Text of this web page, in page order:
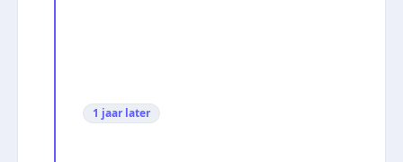
1 jaar later